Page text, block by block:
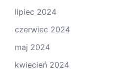
lipiec 2024
czerwiec 2024
maj 2024
kwiecień 2024